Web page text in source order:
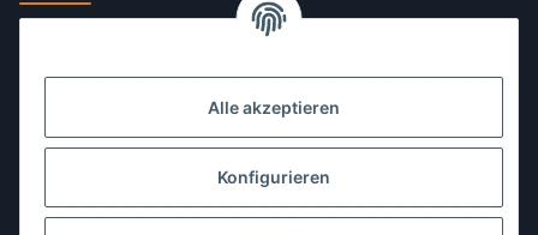
Alle akzeptieren
Konfigurieren
10:00–13:00, 14:00–18:00 Uhr
Dienstag:10:00–13:00, 14:00–16:00 Uhr
10:00–13:00 Uhr
Freitag:10:00–13:00, 14:00–18:00 Uhr